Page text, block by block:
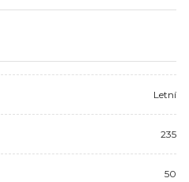
Letní
235
50